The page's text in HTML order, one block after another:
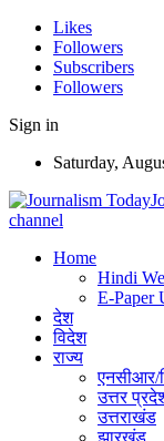
Likes
Followers
Subscribers
Followers
Sign in
Saturday,
channel
Home
Hindi
E-Paper
देश
विदेश
राज्य
एनसीआर/
उत्तर
उत्तराखंड
झारखंड